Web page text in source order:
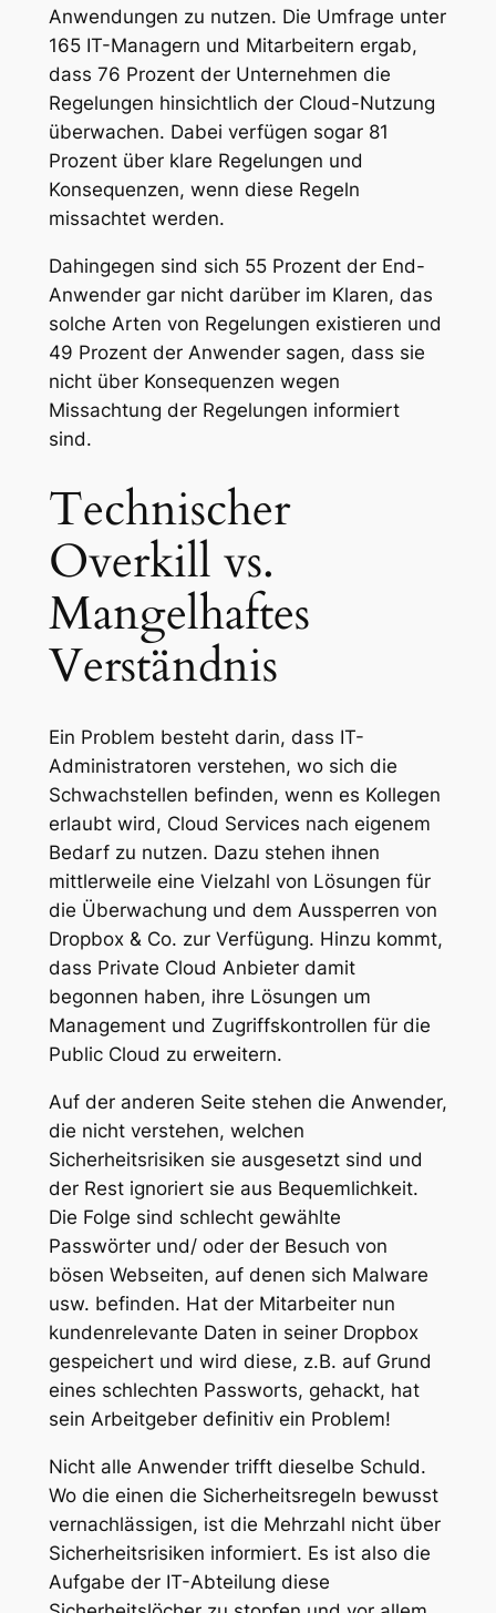
Anwendungen zu nutzen. Die Umfrage unter
165 IT-Managern und Mitarbeitern ergab,
dass 76 Prozent der Unternehmen die
Regelungen hinsichtlich der Cloud-Nutzung
überwachen. Dabei verfügen sogar 81
Prozent über klare Regelungen und
Konsequenzen, wenn diese Regeln
missachtet werden.
Dahingegen sind sich 55 Prozent der End-
Anwender gar nicht darüber im Klaren, das
solche Arten von Regelungen existieren und
49 Prozent der Anwender sagen, dass sie
nicht über Konsequenzen wegen
Missachtung der Regelungen informiert
sind.
Technischer
Overkill vs.
Mangelhaftes
Verständnis
Ein Problem besteht darin, dass IT-
Administratoren verstehen, wo sich die
Schwachstellen befinden, wenn es Kollegen
erlaubt wird, Cloud Services nach eigenem
Bedarf zu nutzen. Dazu stehen ihnen
mittlerweile eine Vielzahl von Lösungen für
die Überwachung und dem Aussperren von
Dropbox & Co. zur Verfügung. Hinzu kommt,
dass Private Cloud Anbieter damit
begonnen haben, ihre Lösungen um
Management und Zugriffskontrollen für die
Public Cloud zu erweitern.
Auf der anderen Seite stehen die Anwender,
die nicht verstehen, welchen
Sicherheitsrisiken sie ausgesetzt sind und
der Rest ignoriert sie aus Bequemlichkeit.
Die Folge sind schlecht gewählte
Passwörter und/ oder der Besuch von
bösen Webseiten, auf denen sich Malware
usw. befinden. Hat der Mitarbeiter nun
kundenrelevante Daten in seiner Dropbox
gespeichert und wird diese, z.B. auf Grund
eines schlechten Passworts, gehackt, hat
sein Arbeitgeber definitiv ein Problem!
Nicht alle Anwender trifft dieselbe Schuld.
Wo die einen die Sicherheitsregeln bewusst
vernachlässigen, ist die Mehrzahl nicht über
Sicherheitsrisiken informiert. Es ist also die
Aufgabe der IT-Abteilung diese